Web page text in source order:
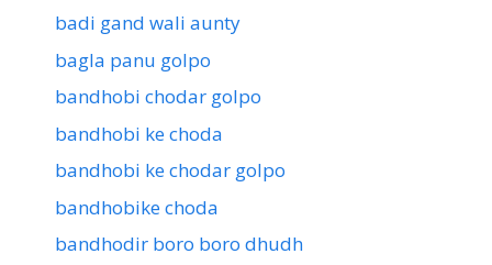
badi gand wali aunty
bagla panu golpo
bandhobi chodar golpo
bandhobi ke choda
bandhobi ke chodar golpo
bandhobike choda
bandhodir boro boro dhudh